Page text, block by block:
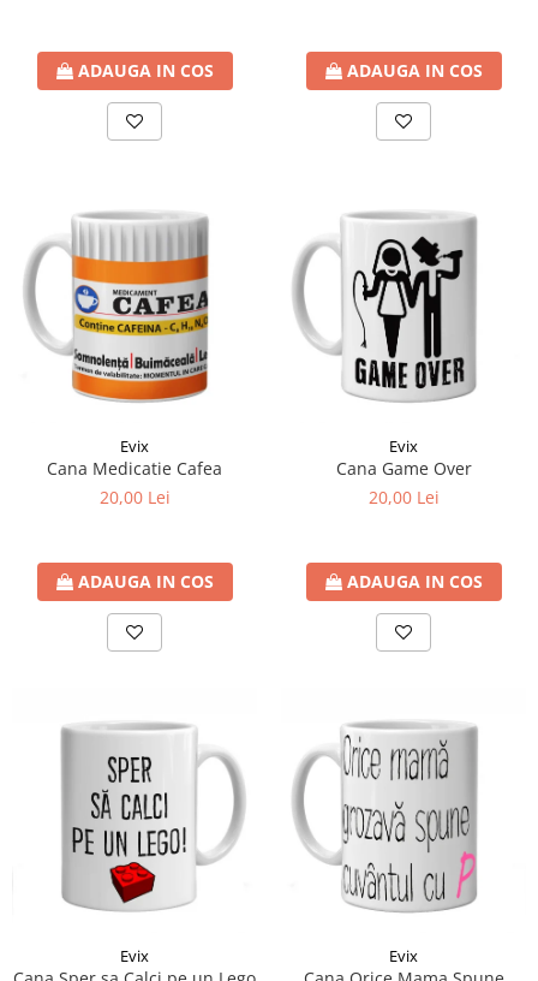
ADAUGA IN COS ADAUGA IN COS
Evix
Cana Medicatie Cafea
20,00 Lei
ADAUGA IN COS
Evix
Cana Game Over
20,00 Lei
ADAUGA IN COS
Evix Evix